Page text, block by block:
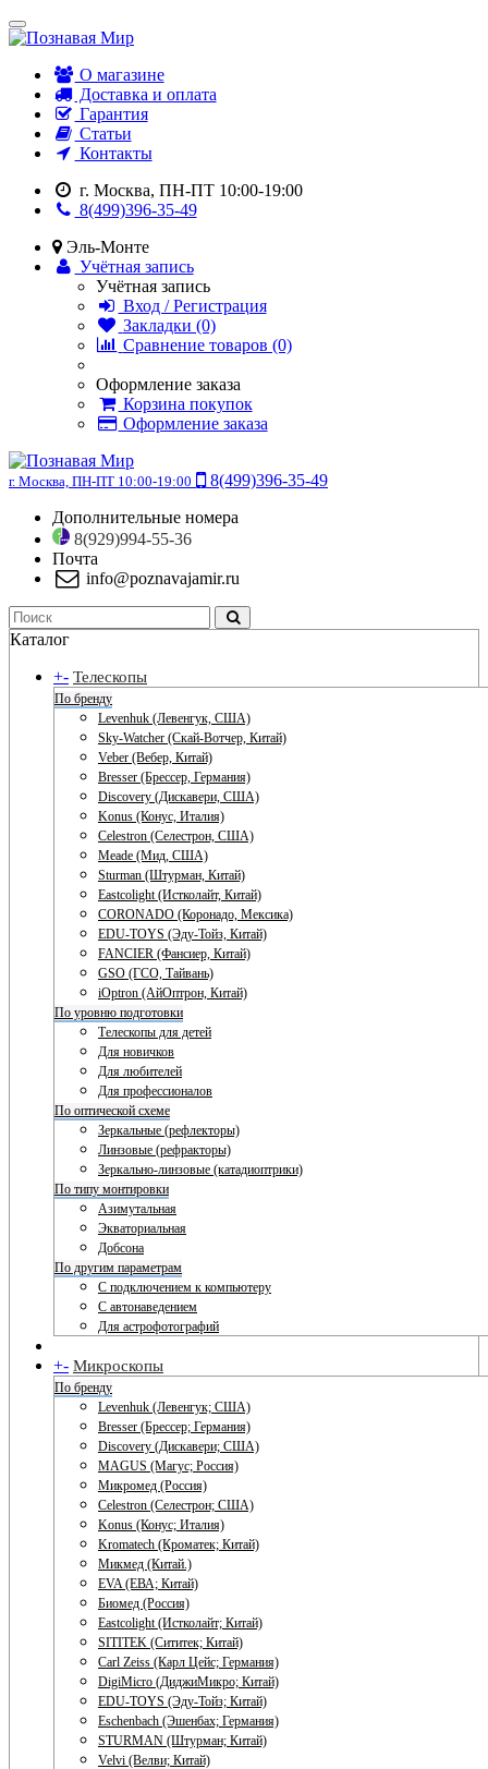
О магазине
Доставка и оплата
Гарантия
Статьи
Контакты
г. Москва, ПН-ПТ 10:00-19:00
8(499)396-35-49
Эль-Монте
Учётная запись
Учётная запись
Вход / Регистрация
Закладки (0)
Сравнение товаров (0)
Оформление заказа
Корзина покупок
Оформление заказа
г. Москва, ПН-ПТ 10:00-19:00
8(499)396-35-49
Дополнительные номера
8(929)994-55-36
Почта
info@poznavajamir.ru
Каталог
+- Телескопы
По бренду
Levenhuk (Левенгук, США)
Sky-Watcher (Скай-Вотчер, Китай)
Veber (Вебер, Китай)
Bresser (Брессер, Германия)
Discovery (Дискавери, США)
Konus (Конус, Италия)
Celestron (Селестрон, США)
Meade (Мид, США)
Sturman (Штурман, Китай)
Eastcolight (Истколайт, Китай)
CORONADO (Коронадо, Мексика)
EDU-TOYS (Эду-Тойз, Китай)
FANCIER (Фансиер, Китай)
GSO (ГСО, Тайвань)
iOptron (АйОптрон, Китай)
По уровню подготовки
Телескопы для детей
Для новичков
Для любителей
Для профессионалов
По оптической схеме
Зеркальные (рефлекторы)
Линзовые (рефракторы)
Зеркально-линзовые (катадиоптрики)
По типу монтировки
Азимутальная
Экваториальная
Добсона
По другим параметрам
С подключением к компьютеру
С автонаведением
Для астрофотографий
+- Микроскопы
По бренду
Levenhuk (Левенгук; США)
Bresser (Брессер; Германия)
Discovery (Дискавери; США)
MAGUS (Магус; Россия)
Микромед (Россия)
Celestron (Селестрон; США)
Konus (Конус; Италия)
Kromatech (Кроматек; Китай)
Микмед (Китай.)
EVA (ЕВА; Китай)
Биомед (Россия)
Eastcolight (Истколайт; Китай)
SITITEK (Сититек; Китай)
Carl Zeiss (Карл Цейс; Германия)
DigiMicro (ДиджиМикро; Китай)
EDU-TOYS (Эду-Тойз; Китай)
Eschenbach (Эшенбах; Германия)
STURMAN (Штурман; Китай)
Velvi (Велви; Китай)